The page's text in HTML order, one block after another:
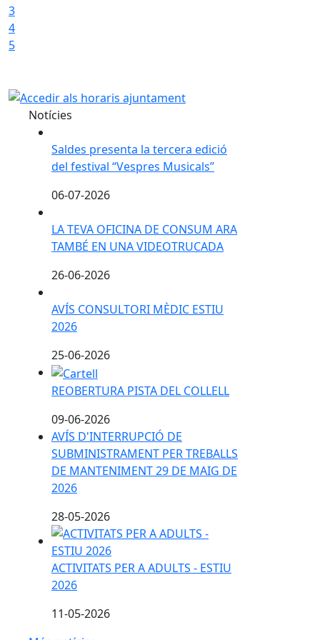
3
4
5
Notícies
Saldes presenta la tercera edició
del festival “Vespres Musicals”
06-07-2026
LA TEVA OFICINA DE CONSUM ARA
TAMBÉ EN UNA VIDEOTRUCADA
26-06-2026
AVÍS CONSULTORI MÈDIC ESTIU 2026
AVÍS CONSULTORI MÈDIC ESTIU
2026
25-06-2026
REOBERTURA PISTA DEL COLLELL
REOBERTURA PISTA DEL COLLELL
09-06-2026
AVÍS D'INTERRUPCIÓ DE
SUBMINISTRAMENT PER TREBALLS
DE MANTENIMENT 29 DE MAIG DE
2026
28-05-2026
ACTIVITATS PER A ADULTS - ESTIU 2026
ACTIVITATS PER A ADULTS - ESTIU
2026
11-05-2026